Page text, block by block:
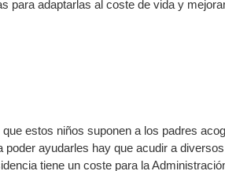
para adaptarlas al coste de vida y
estos niños suponen a los padres
ayudarles hay que acudir a diversos
tiene un coste para la